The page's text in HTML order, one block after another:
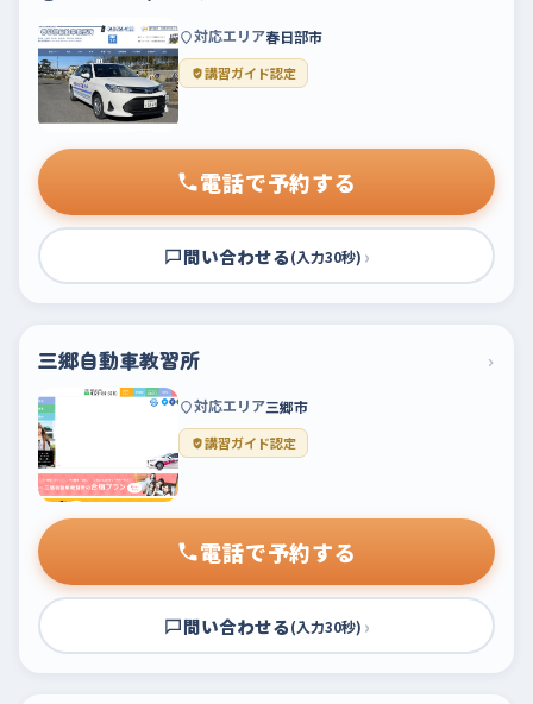
対応エリア春日部市
講習ガイド認定
電話で予約する
問い合わせる(入力30秒) ›
三郷自動車教習所 ›
対応エリア三郷市
講習ガイド認定
電話で予約する
問い合わせる(入力30秒) ›